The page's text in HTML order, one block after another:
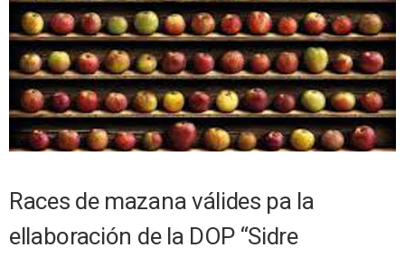
Races de mazana válides pa la
ellaboración de la DOP “Sidre